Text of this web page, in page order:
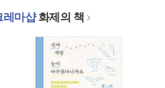
레마샵화제의 책